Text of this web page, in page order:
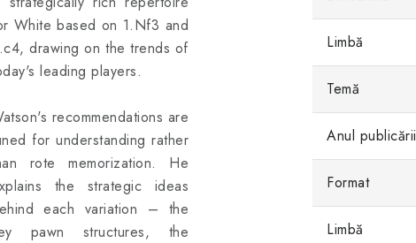
White based on 1.Nf3 and
drawing on the trends of
leading players.
recommendations are
for understanding rather
rote memorization. He
the strategic ideas
each variation – the
pawn structures, the
Limbă
Temă
Anul publicării
Format
Limbă